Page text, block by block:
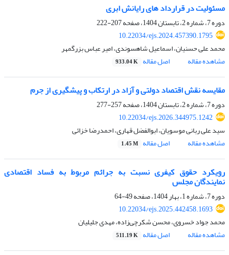
مسئولیت در قرارداد های رایانش ابری
دوره 7، شماره 2، تابستان 1404، صفحه
207-222
10.22034/ejs.2024.457390.1795
محمد علی حسنیان، اسماعیل شاهسوندی، امیر عباس بزرگمهر
مشاهده مقاله
اصل مقاله 933.04 K
مقایسه نقش اقتصاد دولتی و آزاد در ارتکاب و پیشگیری از جرم
دوره 7، شماره 2، تابستان 1404، صفحه
257-277
10.22034/ejs.2026.344975.1242
سید علی ربانی موسویان، ابوالفضل قهاری، احمدرضا خزائی
مشاهده مقاله
اصل مقاله 1.45 M
رویکرد حقوق کیفری نسبت به جرائم مربوط به فساد اقتصادی
نمایندگان مجلس
دوره 7، شماره 1، بهار 1404، صفحه
49-64
10.22034/ejs.2025.442458.1693
محمد جواد خسروی، محسن شکرچی‌زاده، مهدی جلیلیان
مشاهده مقاله
اصل مقاله 511.19 K